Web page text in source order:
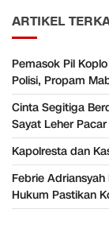
ARTIKEL
Pemasok Pil
Polisi, Propam
Cinta Segitiga
Sayat Leher
Kapolresta dan
Febrie
Hukum Pastikan